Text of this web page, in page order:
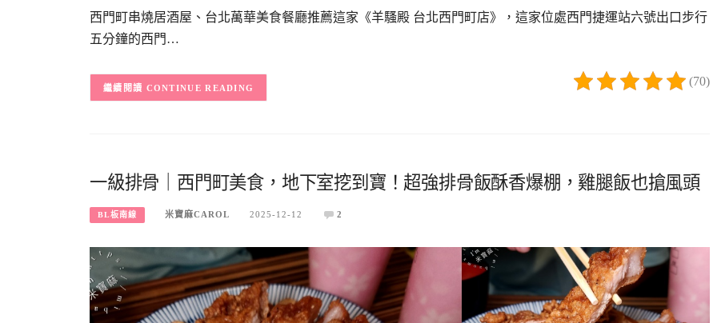
西門町串燒居酒屋、台北萬華美食餐廳推薦這家《羊騷殿 台北西門町店》，這家位處西門捷運站六號出口步行
五分鐘的西門…
(70)
CONTINUE READING
一級排骨｜西門町美食，地下室挖到寶！超強排骨飯酥香爆棚，雞腿飯也搶風頭
BL板南線 米寶麻CAROL 2025-12-12 2